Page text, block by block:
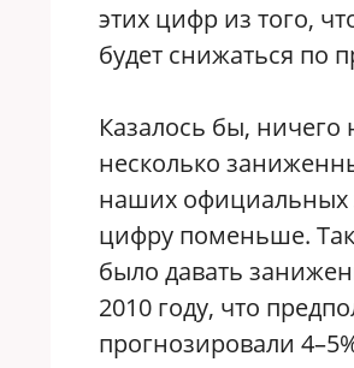
этих цифр из того,
будет снижаться по
Казалось бы,
несколько
наших официальных
цифру поменьше. Так
было давать
2010 году, что
прогнозировали